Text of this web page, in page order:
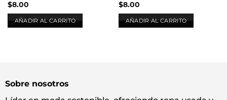
$8.00
AÑADIR AL CARRITO
$8.00
AÑADIR AL CARRITO
Sobre nosotros